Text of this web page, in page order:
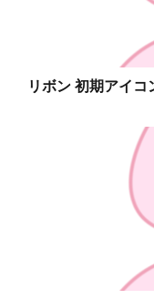
リボン 初期アイ